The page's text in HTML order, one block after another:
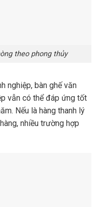
theo phong thủy
nghiệp, bàn ghế văn
vẫn có thể đáp ứng tốt
Nếu là hàng thanh lý
nhiều trường hợp